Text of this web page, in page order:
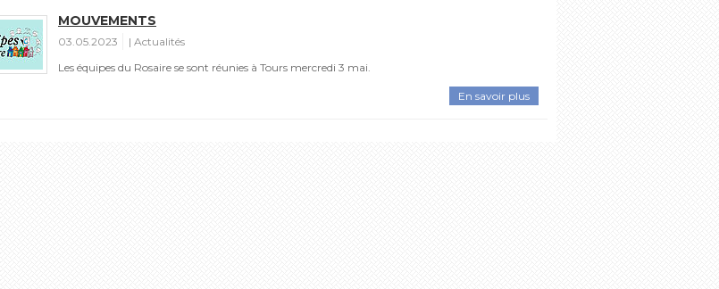
MOUVEMENTS
03.05.2023
Actualités
Les équipes du Rosaire se sont réunies à Tours mercredi 3 mai.
En savoir plus